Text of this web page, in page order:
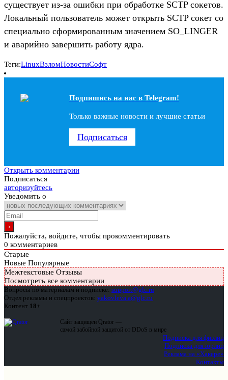
существует из-за ошибки при обработке SCTP сокетов.
Локальный пользователь может открыть SCTP сокет со
специально сформированным значением SO_LINGER
и аварийно завершить работу ядра.
Теги:LinuxВзломНовостиСофт
Подпишись на наc в Telegram!
Только важные новости и лучшие статьи
Подписаться
Открыть комментарии
Подписаться
авторизуйтесь
Уведомить о
Пожалуйста, войдите, чтобы прокомментировать
0 комментариев
Старые
Новые Популярные
Межтекстовые Отзывы
Посмотреть все комментарии
Вопросы по материалам и подписке: support@glc.ru
Отдел рекламы и спецпроектов: yakovleva.a@glc.ru
Контент 18+
Сайт защищен Qrator —
самой забойной защитой от DDoS в мире
Подписка для физлиц
Подписка для юрлиц
Реклама на «Хакере»
Контакты